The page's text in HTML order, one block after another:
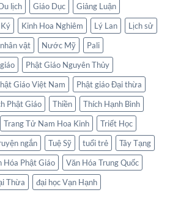
lịch Giáo Dục
Giảng Luận
Kinh Hoa Nghiêm Lý Lan
Lịch sử
nhân vật Nước Mỹ
Pali
Phật Giáo Nguyên Thủy
Giáo Việt Nam
Phật giáo Đại thừa
Phật Giáo Thiền
Thích Hạnh Bình
Trang Tử Nam Hoa Kinh
Triết Học
ngắn Tuệ Sỹ tuổi trẻ
Tây Tạng
Hóa Phật Giáo
Văn Hóa Trung Quốc
Thừa đại học Vạn Hạnh